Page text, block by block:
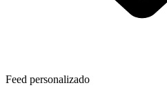
Feed personalizado